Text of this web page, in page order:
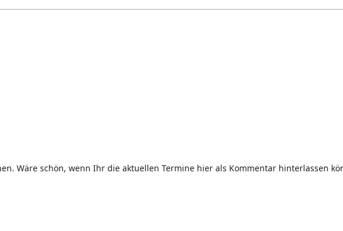
Wäre schön, wenn Ihr die aktuellen Termine hier als Kommentar hinterlassen